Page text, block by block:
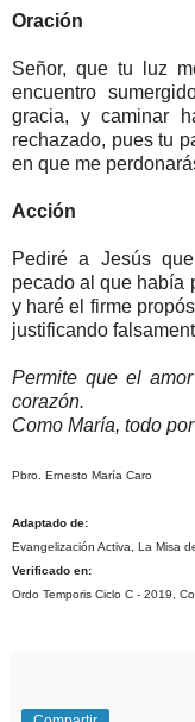
Oración
Señor, que tu luz
encuentro
gracia, y caminar
rechazado, pues tu
en que me
Acción
Pediré a Jesús
pecado al que había
y haré el firme
justificando
Permite que el
corazón.
Como María, todo
Pbro. Ernesto María Caro
Adaptado de:
Evangelización Activa, La Misa
Verificado en:
Ordo Temporis Ciclo C - 2019,